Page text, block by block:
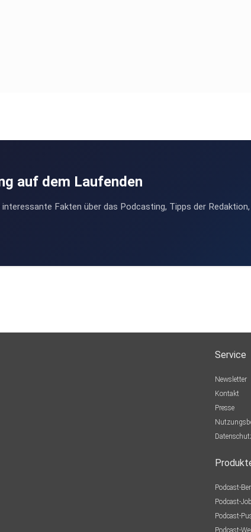
auf dem Laufenden
Fakten über das Podcasting, Tipps der
Service
Newsletter
Kontakt
Presse
Podcast-
Podcast-
Podcast-
Podcast-